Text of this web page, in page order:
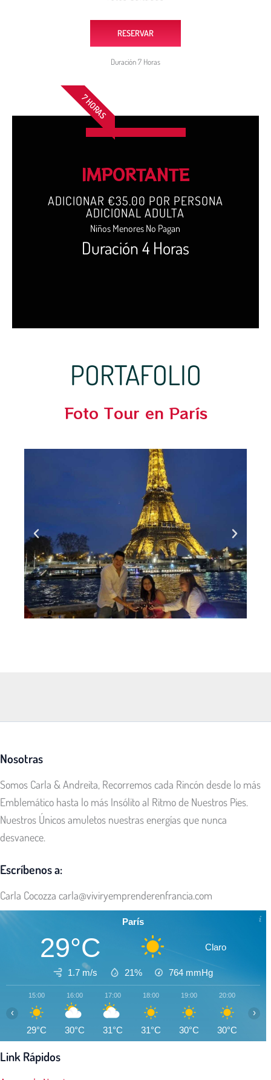
RESERVAR
Duración 7 Horas
7 HORAS
IMPORTANTE
ADICIONAR €35.00 POR PERSONA
ADICIONAL ADULTA
Niños Menores No Pagan
Duración 4 Horas
PORTAFOLIO
Foto Tour en París
Nosotras
Somos Carla & Andreita, Recorremos cada Rincón desde lo más
Emblemático hasta lo más Insólito al Ritmo de Nuestros Pies.
Nuestros Únicos amuletos nuestras energías que nunca
desvanece.
Escríbenos a:
Carla Cocozza carla@viviryemprenderenfrancia.com
París
29°C Claro
1.7 m/s 21% 764 mmHg
15:00
29°C
16:00
30°C
17:00
31°C
18:00
31°C
19:00
30°C
20:00
30°C
‹ ›
Link Rápidos